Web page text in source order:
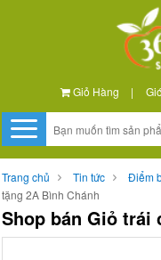
Giỏ Hàng |
Trang chủ Tin tức Điểm
tặng 2A Bình Chánh
Shop bán Giỏ trái